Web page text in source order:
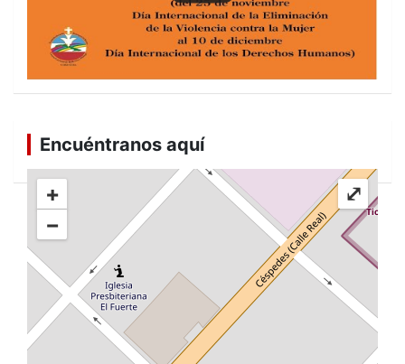
Encuéntranos aquí
+
−
⤢